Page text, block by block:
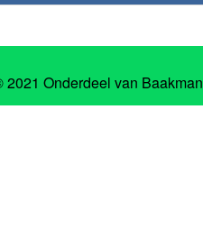
2021 Onderdeel van